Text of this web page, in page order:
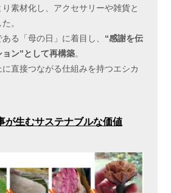
素材化し、アクセサリーや雑貨と
。
る「母の日」に着目し、 “感謝を伝
ン”として再構築。
直接つながる仕組みを持つエシカ
が生むサステナブルな価値